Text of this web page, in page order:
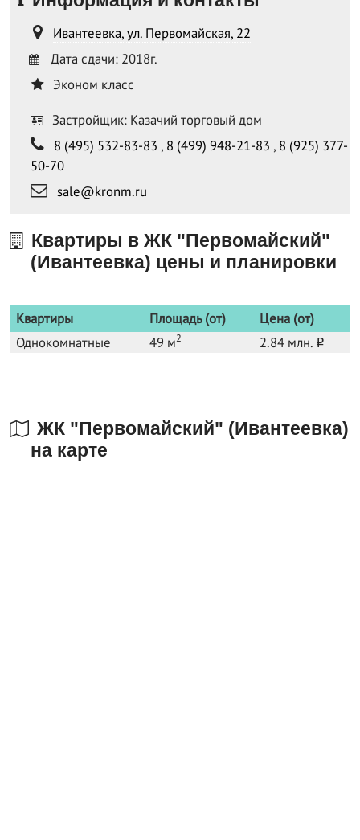
Ивантеевка, ул. Первомайская, 22
Дата сдачи: 2018г.
Эконом класс
Застройщик: Казачий торговый дом
8 (495) 532-83-83 , 8 (499) 948-21-83 , 8 (925) 377-
50-70
sale@kronm.ru
Квартиры в ЖК "Первомайский"
(Ивантеевка) цены и планировки
Квартиры Площадь (от)
Цена (от)
Однокомнатные
49 м2 2.84 млн. o
ЖК "Первомайский" (Ивантеевка)
на карте